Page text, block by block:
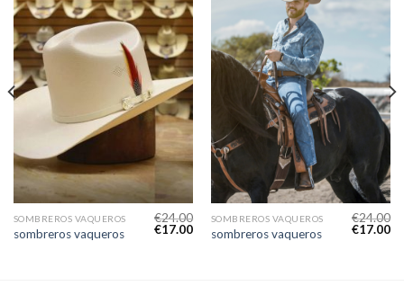
SOMBREROS VAQUEROS
sombreros vaqueros
€24.00
€17.00
SOMBREROS VAQUEROS
sombreros vaqueros
€24.00
€17.00